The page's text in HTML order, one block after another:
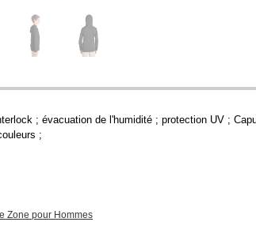
; évacuation de l'humidité ; protection UV ;
;
Zone pour Hommes